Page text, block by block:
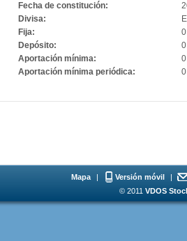
Fecha de constitución:
Divisa:
Fija:
Depósito:
Aportación mínima:
Aportación mínima periódica:
Mapa | Versión móvil
|
© 2011 VDOS